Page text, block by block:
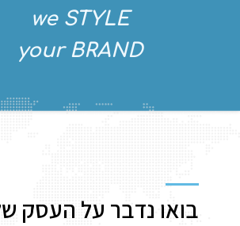
we STYLE
your BRAND
בואו נדבר על העסק